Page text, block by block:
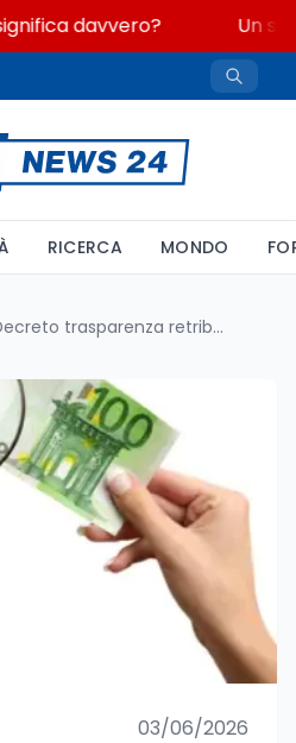
davvero? Un
RICERCA MONDO
Decreto trasparenza retributiva: la soglia del 5% rischia di scattare poco
03/06/2026